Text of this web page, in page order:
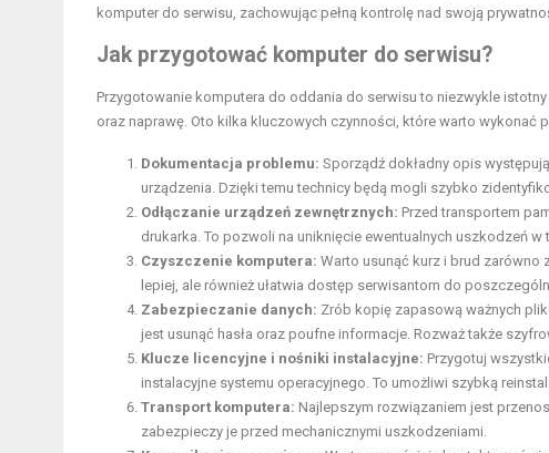
komputer do serwisu, zachowując pełną kontrolę nad swoją
Jak przygotować komputer do serwisu?
Przygotowanie komputera do oddania do serwisu to niezwykle
oraz naprawę. Oto kilka kluczowych czynności, które warto wykonać
Dokumentacja problemu: Sporządź dokładny opis
urządzenia. Dzięki temu technicy będą mogli szybko
Odłączanie urządzeń zewnętrznych: Przed transportem
drukarka. To pozwoli na uniknięcie ewentualnych uszkodzeń w
Czyszczenie komputera: Warto usunąć kurz i brud zarówno
lepiej, ale również ułatwia dostęp serwisantom do
Zabezpieczanie danych: Zrób kopię zapasową ważnych
jest usunąć hasła oraz poufne informacje. Rozważ także
Klucze licencyjne i nośniki instalacyjne: Przygotuj
instalacyjne systemu operacyjnego. To umożliwi szybką
Transport komputera: Najlepszym rozwiązaniem jest
zabezpieczy je przed mechanicznymi uszkodzeniami.